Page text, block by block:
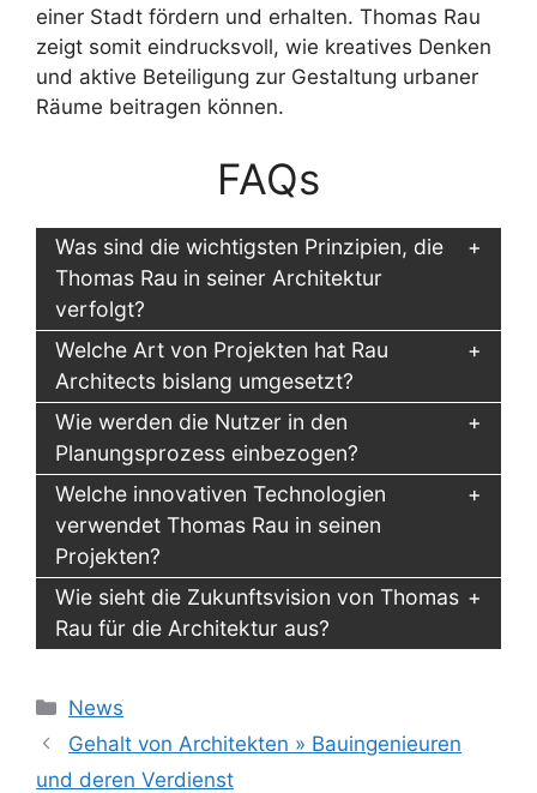
einer Stadt fördern und erhalten. Thomas Rau
zeigt somit eindrucksvoll, wie kreatives Denken
und aktive Beteiligung zur Gestaltung urbaner
Räume beitragen können.
FAQs
Was sind die wichtigsten Prinzipien, die
Thomas Rau in seiner Architektur
verfolgt?
Welche Art von Projekten hat Rau
Architects bislang umgesetzt?
Wie werden die Nutzer in den
Planungsprozess einbezogen?
Welche innovativen Technologien
verwendet Thomas Rau in seinen
Projekten?
Wie sieht die Zukunftsvision von Thomas
Rau für die Architektur aus?
Kategorien
News
Gehalt von Architekten » Bauingenieuren
und deren Verdienst